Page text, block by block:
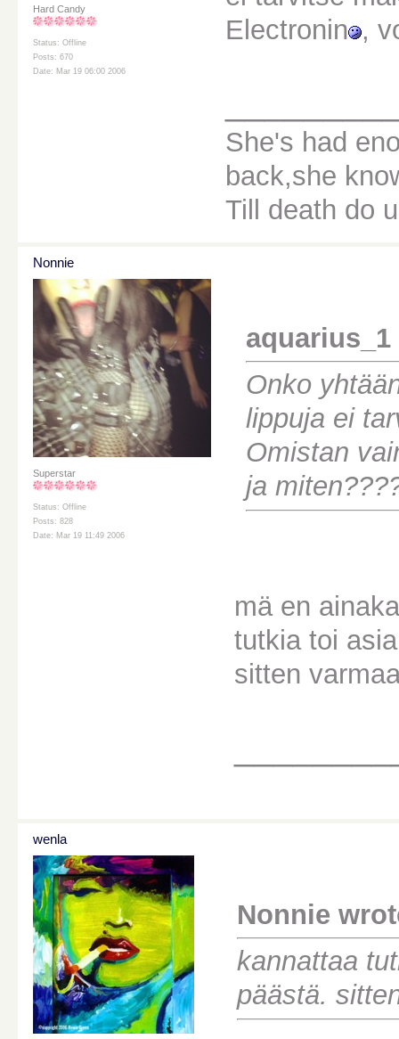
Hard Candy
Status: Offline
Posts: 670
Date: Mar 19 06:00 2006
Electronin ,
She's had
back,she
Till death do
Nonnie
Superstar
Status: Offline
Posts: 828
Date: Mar 19 11:49 2006
Onko
lippuja ei
Omistan
ja
mä en
tutkia toi
sitten
wenla
Nonnie
kannattaa
päästä.